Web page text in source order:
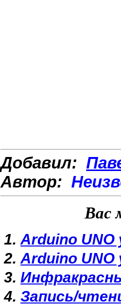
Добавил:
Автор:
Вас
Arduino UNO
Arduino UNO
Запись/